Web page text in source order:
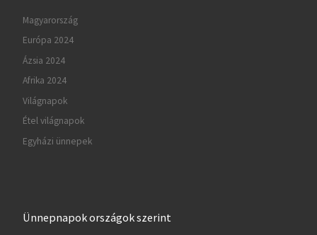
Magyarország
Európa 2024
Ázsia 2024
Afrika 2024
Világnapok
Étel világnapok
Egyházi ünnepek
Ünnepnapok országok szerint